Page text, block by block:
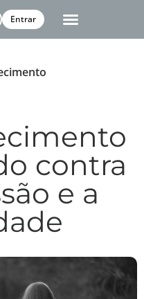
Entrar
contra
e a